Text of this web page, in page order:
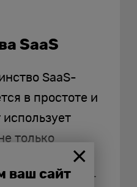
SaaS
SaaS-
в простоте и
только
но и
развивают
ваш сайт